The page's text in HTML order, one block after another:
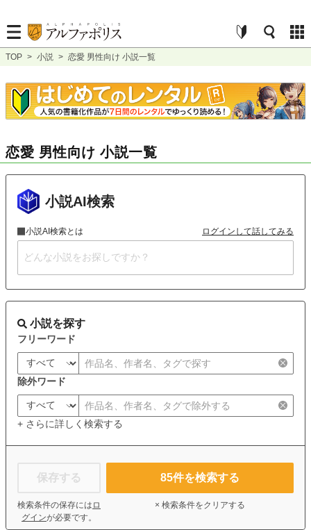
TOP > 小説 > 恋愛 男性向け 小説一覧
恋愛 男性向け 小説一覧
小説AI検索
小説AI検索とは ログインして話してみる
小説を探す
フリーワード
除外ワード
+ さらに詳しく検索する
保存する
検索条件の保存には ロ
グインが必要です。
85件を検索する
× 検索条件をクリアする